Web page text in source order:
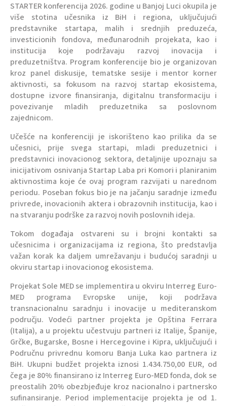
STARTER konferencija 2026. godine u Banjoj Luci okupila je
više stotina učesnika iz BiH i regiona, uključujući
predstavnike startapa, malih i srednjih preduzeća,
investicionih fondova, međunarodnih projekata, kao i
institucija koje podržavaju razvoj inovacija i
preduzetništva. Program konferencije bio je organizovan
kroz panel diskusije, tematske sesije i mentor korner
aktivnosti, sa fokusom na razvoj startap ekosistema,
dostupne izvore finansiranja, digitalnu transformaciju i
povezivanje mladih preduzetnika sa poslovnom
zajednicom.
Učešće na konferenciji je iskorišteno kao prilika da se
učesnici, prije svega startapi, mladi preduzetnici i
predstavnici inovacionog sektora, detaljnije upoznaju sa
inicijativom osnivanja Startap Laba pri Komori i planiranim
aktivnostima koje će ovaj program razvijati u narednom
periodu. Poseban fokus bio je na jačanju saradnje između
privrede, inovacionih aktera i obrazovnih institucija, kao i
na stvaranju podrške za razvoj novih poslovnih ideja.
Tokom događaja ostvareni su i brojni kontakti sa
učesnicima i organizacijama iz regiona, što predstavlja
važan korak ka daljem umrežavanju i budućoj saradnji u
okviru startap i inovacionog ekosistema.
Projekat Sole MED se implementira u okviru Interreg Euro-
MED programa Evropske unije, koji podržava
transnacionalnu saradnju i inovacije u mediteranskom
području. Vodeći partner projekta je Opština Ferrara
(Italija), a u projektu učestvuju partneri iz Italije, Španije,
Grčke, Bugarske, Bosne i Hercegovine i Kipra, uključujući i
Područnu privrednu komoru Banja Luka kao partnera iz
BiH. Ukupni budžet projekta iznosi 1.434.750,00 EUR, od
čega je 80% finansirano iz Interreg Euro-MED fonda, dok se
preostalih 20% obezbjeđuje kroz nacionalno i partnersko
sufinansiranje. Period implementacije projekta je od 1.